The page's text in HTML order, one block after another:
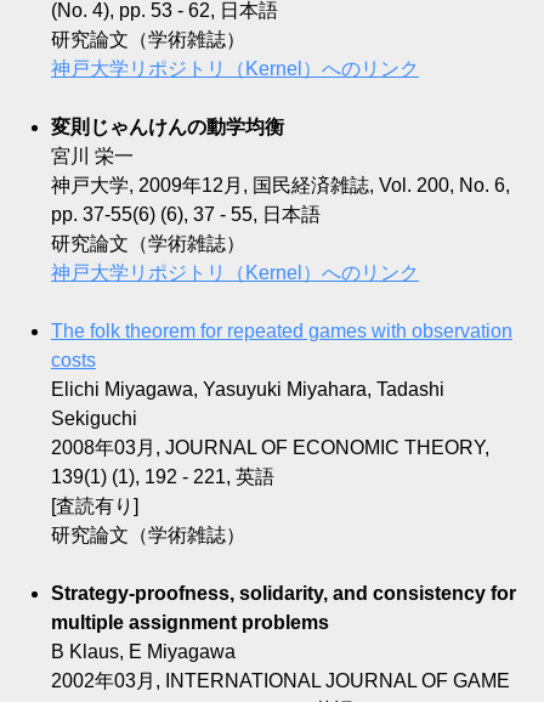
(No. 4), pp. 53 - 62, 日本語
研究論文（学術雑誌）
神戸大学リポジトリ（Kernel）へのリンク
変則じゃんけんの動学均衡
宮川 栄一
神戸大学, 2009年12月, 国民経済雑誌, Vol. 200, No. 6,
pp. 37-55(6) (6), 37 - 55, 日本語
研究論文（学術雑誌）
神戸大学リポジトリ（Kernel）へのリンク
The folk theorem for repeated games with observation
costs
Elichi Miyagawa, Yasuyuki Miyahara, Tadashi
Sekiguchi
2008年03月, JOURNAL OF ECONOMIC THEORY,
139(1) (1), 192 - 221, 英語
[査読有り]
研究論文（学術雑誌）
Strategy-proofness, solidarity, and consistency for
multiple assignment problems
B Klaus, E Miyagawa
2002年03月, INTERNATIONAL JOURNAL OF GAME